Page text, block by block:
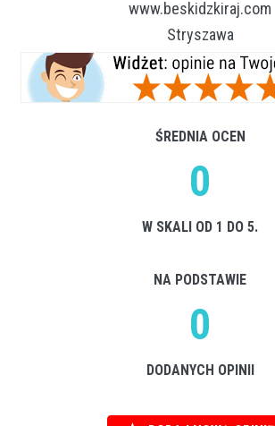
www.beskidzkiraj.com
Stryszawa
ŚREDNIA OCEN
0
W SKALI OD 1 DO 5.
NA PODSTAWIE
0
DODANYCH OPINII